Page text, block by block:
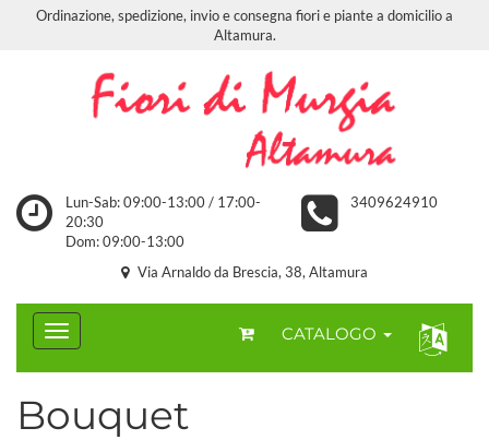
Ordinazione, spedizione, invio e consegna fiori e piante a domicilio a
Altamura.
Lun-Sab: 09:00-13:00 / 17:00-
20:30
Dom: 09:00-13:00
3409624910
Via Arnaldo da Brescia, 38, Altamura
CATALOGO
Bouquet